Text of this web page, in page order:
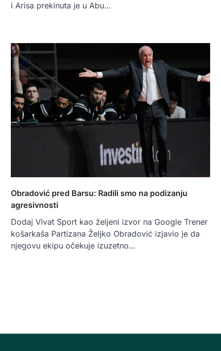
i Arisa prekinuta je u Abu…
Obradović pred Barsu: Radili smo na podizanju
agresivnosti
Dodaj Vivat Sport kao željeni izvor na Google Trener
košarkaša Partizana Željko Obradović izjavio je da
njegovu ekipu očekuje izuzetno…